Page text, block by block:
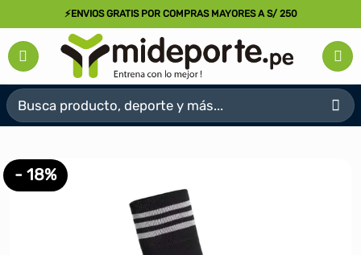
al
contenido
⚡ENVIOS GRATIS POR COMPRAS MAYORES A S/ 250
Buscar
por:
- 18%